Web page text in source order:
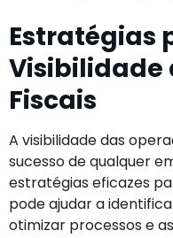
Estratégias
Visibilidade
Fiscais
A visibilidade das
sucesso de qualquer
estratégias eficazes
pode ajudar a
otimizar processos e